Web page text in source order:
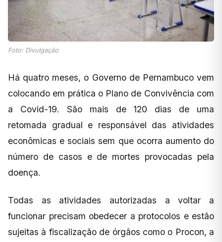
Foto: Divulgação
Há quatro meses, o Governo de Pernambuco vem
colocando em prática o Plano de Convivência com
a Covid-19. São mais de 120 dias de uma
retomada gradual e responsável das atividades
econômicas e sociais sem que ocorra aumento do
número de casos e de mortes provocadas pela
doença.
Todas as atividades autorizadas a voltar a
funcionar precisam obedecer a protocolos e estão
sujeitas à fiscalização de órgãos como o Procon, a